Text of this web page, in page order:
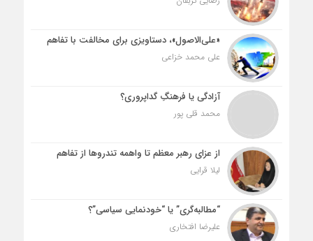
«علی‌الاصول»، دستاویزی برای مخالفت با تفاهم
علی محمد خزاعی
آزادگی یا فرهنگِ گداپروری؟
محمد قلی پور
از عزای رهبر معظم تا واهمه تندروها از تفاهم
لیلا قرایی
“مطالبه‌گری” یا “خودنمایی سیاسی”؟
علیرضا افتخاری